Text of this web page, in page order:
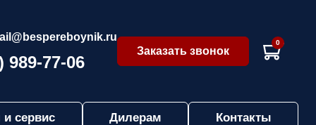
989-77-06
Заказать звонок
0
и сервис Дилерам Контакты